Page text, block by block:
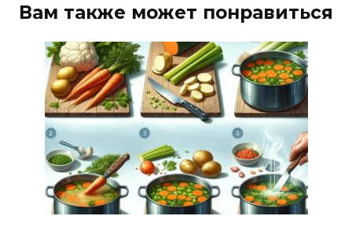
Вам также может понравиться